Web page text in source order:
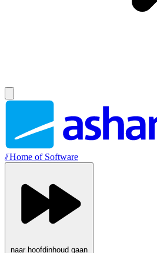
//Home of Software
naar hoofdinhoud gaan